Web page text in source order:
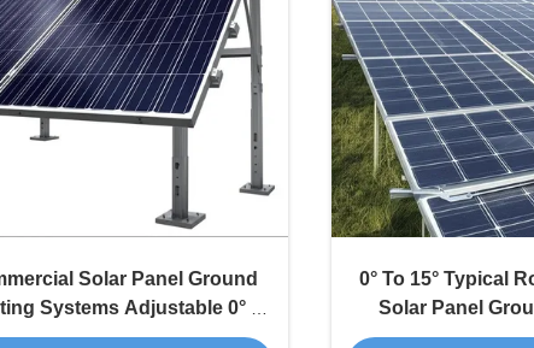
Solar Panel Ground
Systems Adjustable 0° To
Roof Inclination Suitable for
0° To 15° Typical
Solar Panel
Systems for